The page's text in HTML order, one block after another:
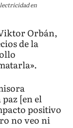
en
Orbán,
de la
[en el
positivo
no veo ni